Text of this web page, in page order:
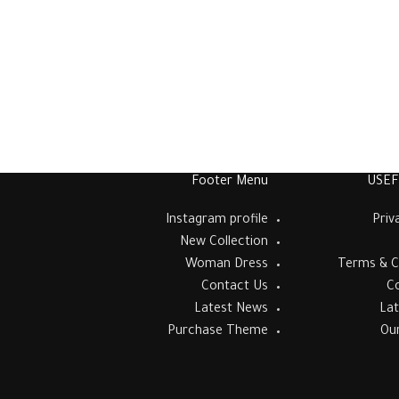
Terms &
Footer Menu
Instagram profile
New Collection
Woman Dress
Contact Us
Latest News
Purchase Theme